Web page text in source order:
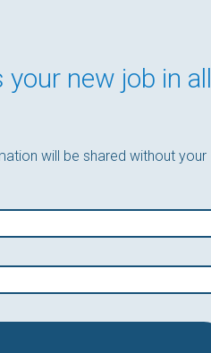
new job in all
will be shared without your